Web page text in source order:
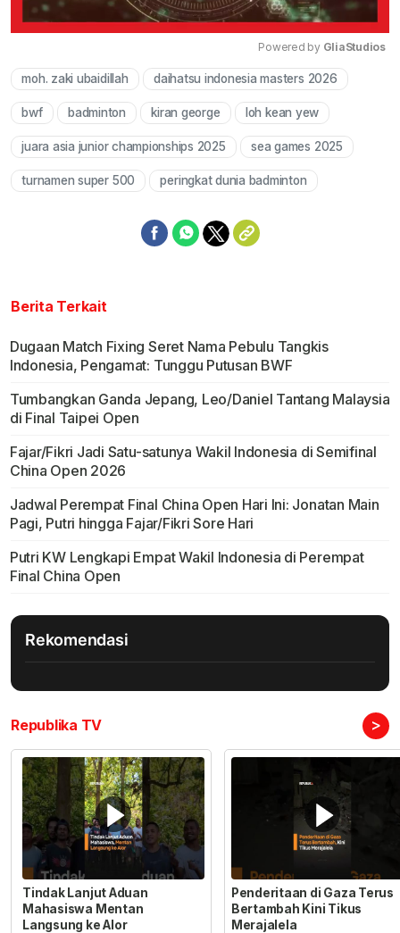
Mute
Powered by GliaStudios
moh. zaki ubaidillah daihatsu indonesia masters 2026
bwf badminton kiran george loh kean yew
juara asia junior championships 2025 sea games 2025
turnamen super 500 peringkat dunia badminton
Berita Terkait
Dugaan Match Fixing Seret Nama Pebulu Tangkis
Indonesia, Pengamat: Tunggu Putusan BWF
Tumbangkan Ganda Jepang, Leo/Daniel Tantang Malaysia
di Final Taipei Open
Fajar/Fikri Jadi Satu-satunya Wakil Indonesia di Semifinal
China Open 2026
Jadwal Perempat Final China Open Hari Ini: Jonatan Main
Pagi, Putri hingga Fajar/Fikri Sore Hari
Putri KW Lengkapi Empat Wakil Indonesia di Perempat
Final China Open
Rekomendasi
Republika TV >
Tindak Lanjut Aduan
Mahasiswa Mentan
Langsung ke Alor
Penderitaan di Gaza Terus
Bertambah Kini Tikus
Merajalela